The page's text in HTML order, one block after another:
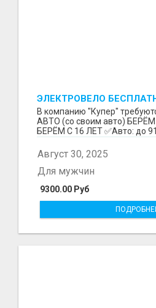
ЭЛЕКТРОВЕЛО
ВЕЛО, АВТО / БЕРЕМ
ЛЮБОЙ РАЙОН / С 16 ЛЕТ
В компанию "Купер"
АВТО (со своим авто)
БЕРЁМ С 16 ЛЕТ ✅Авто: до
(со своим ...
Август 30, 2025
9300.00 Руб
Для мужчин